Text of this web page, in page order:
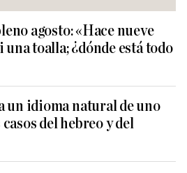
agosto: «Hace nueve
una toalla; ¿dónde está todo
un idioma natural de uno
del hebreo y del